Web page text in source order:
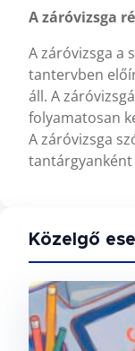
A záróvizsga
A záróvizsga a
tantervben
áll. A
folyamatosan
A záróvizsga
tantárgyanként
Közelgő